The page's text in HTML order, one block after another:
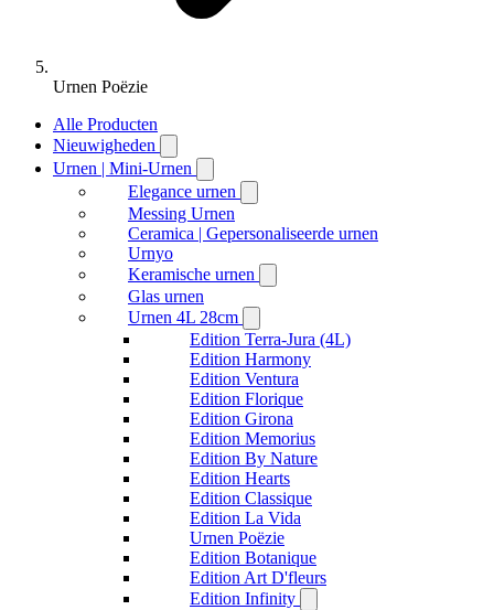
Urnen Poëzie
Alle Producten
Nieuwigheden
Urnen | Mini-Urnen
Elegance urnen
Messing Urnen
Ceramica | Gepersonaliseerde urnen
Urnyo
Keramische urnen
Glas urnen
Urnen 4L 28cm
Edition Terra-Jura (4L)
Edition Harmony
Edition Ventura
Edition Florique
Edition Girona
Edition Memorius
Edition By Nature
Edition Hearts
Edition Classique
Edition La Vida
Urnen Poëzie
Edition Botanique
Edition Art D'fleurs
Edition Infinity